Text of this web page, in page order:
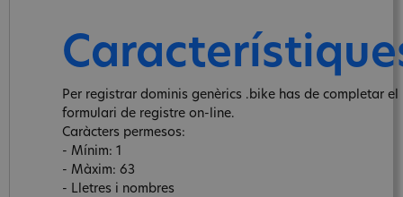
Per registrar dominis genèrics .bike has de completar el
formulari de registre on-line.
Caràcters permesos:
- Mínim: 1
- Màxim: 63
- Lletres i nombres